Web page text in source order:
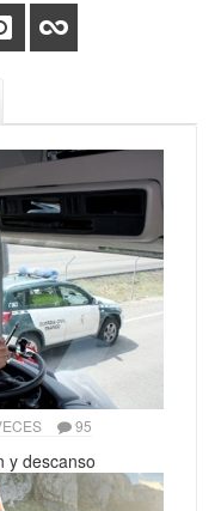
95
y descanso